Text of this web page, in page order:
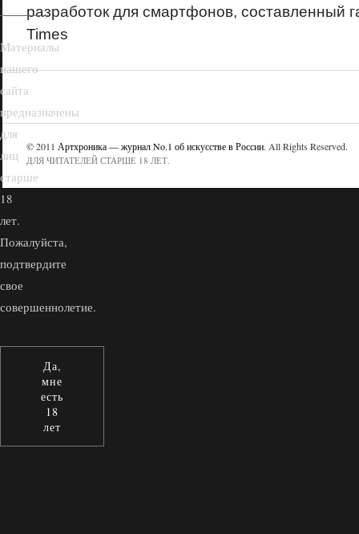
разработок для смартфонов, составленный
Times
© 2011 Артхроника — журнал No.1 об искусстве в России. All Rights Reserved.
ДЛЯ ЧИТАТЕЛЕЙ СТАРШЕ 18 ЛЕТ.
Материалы
нашего
сайта
предназначены
для
лиц
старше
18
лет.
Пожалуйста,
подтвердите
свое
совершеннолетие.
Да,
мне
есть
18
лет